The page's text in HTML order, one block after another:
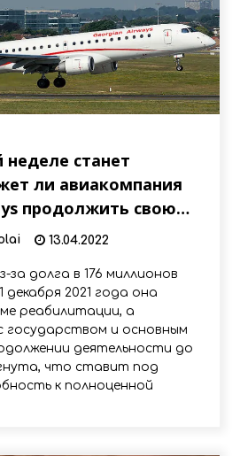
станет
ли авиакомпания
продолжить свою
13.04.2022
долга в 176 миллионов
декабря 2021 года она
реабилитации, а
государством и основным
деятельности до
что ставит под
к полноценной